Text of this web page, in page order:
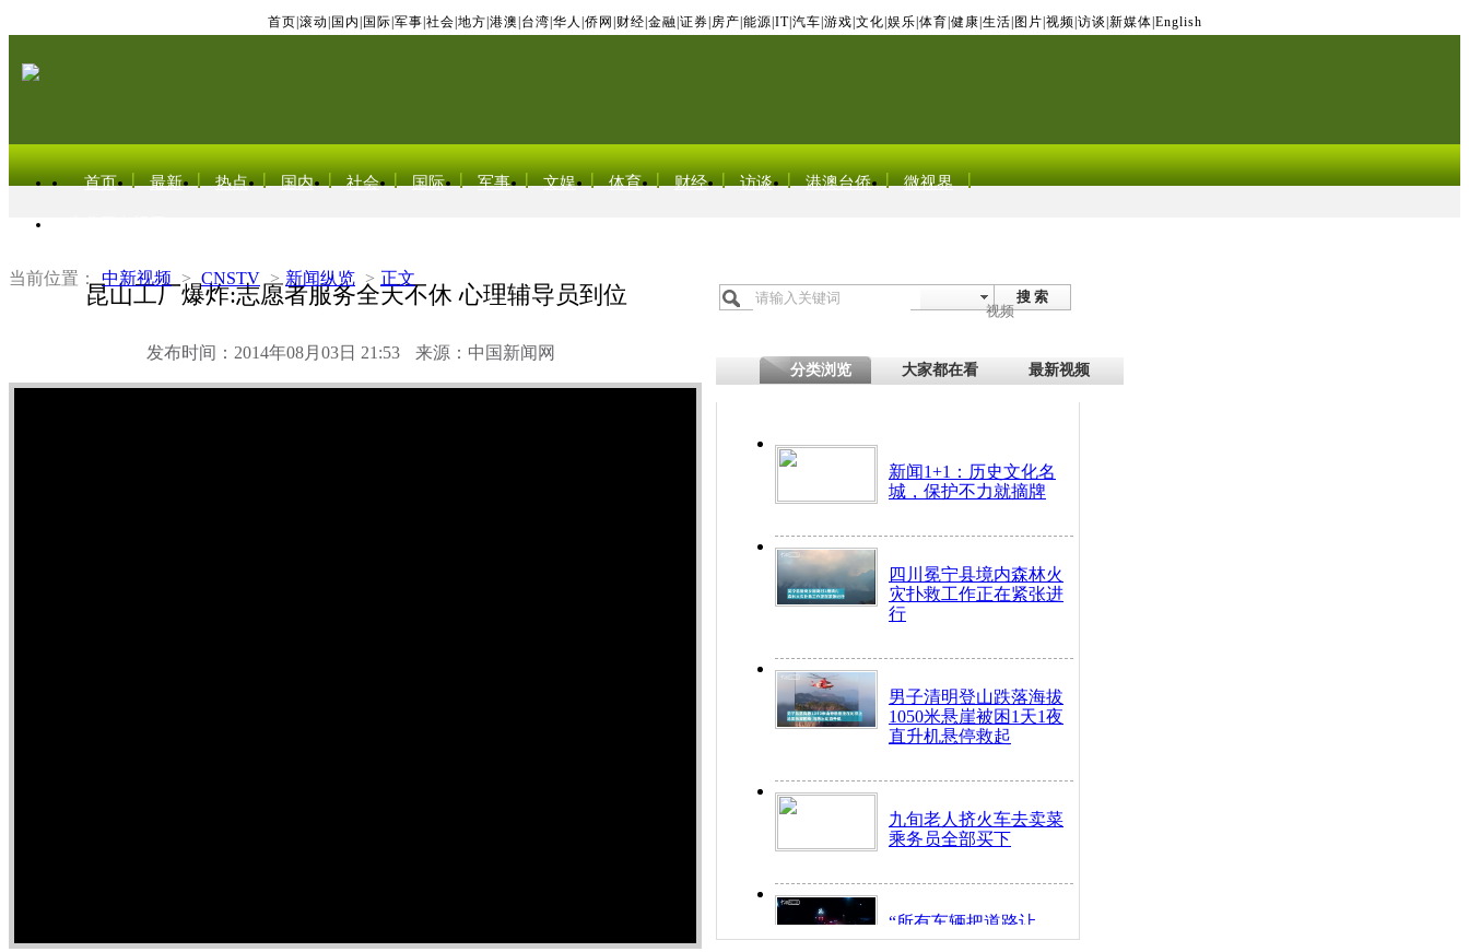
首页 滚动 国内 国际 军事 社会 地方 港澳 台湾 华人 侨网 财经 金融 证券 房产 能源 IT| 汽车 游戏 文化 娱乐 体育 健康 生活 图片 视频 访谈 新媒体 English
首页 最新 热点 国内 社会 国际 军事 文娱 体育 财经 访谈 港澳台侨 微视界
当前位置： 中新视频 > CNSTV > 新闻纵览 > 正文
昆山工厂爆炸:志愿者服务全天不休 心理辅导员到位
发布时间：2014年08月03日 21:53 来源：中国新闻网
搜 索
视频
分类浏览 大家都在看 最新视频
新闻1+1：历史文化名
城，保护不力就摘牌
四川冕宁县境内森林火
灾扑救工作正在紧张进
行
男子清明登山跌落海拔
1050米悬崖被困1天1夜
直升机悬停救起
九旬老人挤火车去卖菜
乘务员全部买下
“所有车辆把道路让
开！”儿童突发疾病交